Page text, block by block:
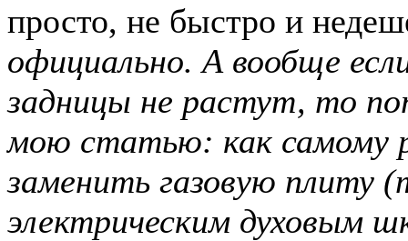
просто, не быстро и
официально. А вообще
задницы не растут, то
мою статью: как самому
заменить газовую плиту
электрическим духовым